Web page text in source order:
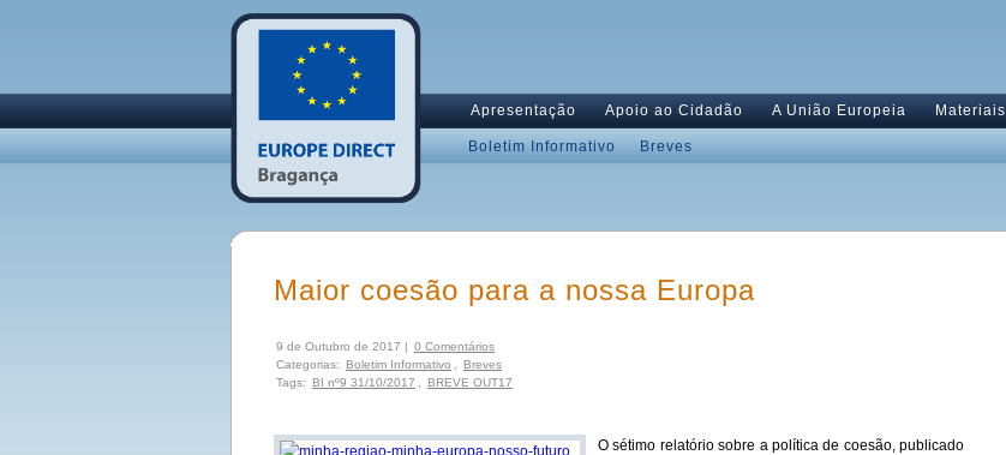
Apresentação Apoio ao Cidadão A União Europeia Materiais
Boletim Informativo Breves
Maior coesão para a nossa Europa
9 de Outubro de 2017 | 0 Comentários
Categorias:
Boletim Informativo
Breves
Tags:
BI nº9 31/10/2017 BREVE OUT17
O sétimo relatório sobre a política de coesão, publicado